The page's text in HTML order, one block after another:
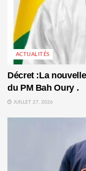
ACTUALITÉS
Décret :La
du PM Bah Oury .
JUILLET 27, 2026